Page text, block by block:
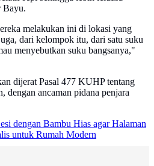
Bayu.
melakukan ini di lokasi yang
dari kelompok itu, dari satu suku
menyebutkan suku bangsanya,"
dijerat Pasal 477 KUHP tentang
dengan ancaman pidana penjara
dengan Bambu Hias agar Halaman
untuk Rumah Modern